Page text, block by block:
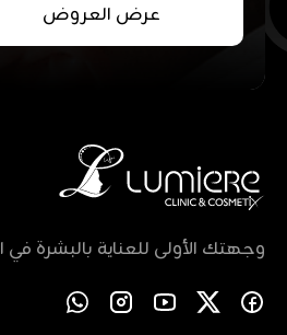
عرض العروض
وجهتك الأولى للعناية بالبشرة في